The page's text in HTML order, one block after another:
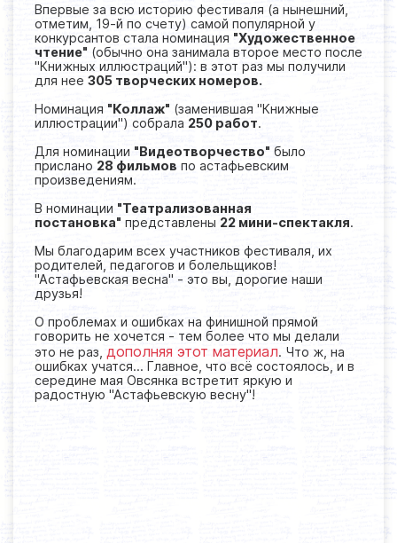
Впервые за всю историю фестиваля (а нынешний,
отметим, 19-й по счету) самой популярной у
конкурсантов стала номинация "Художественное
чтение" (обычно она занимала второе место после
"Книжных иллюстраций"): в этот раз мы получили
для нее 305 творческих номеров.
Номинация "Коллаж" (заменившая "Книжные
иллюстрации") собрала 250 работ.
Для номинации "Видеотворчество" было
прислано 28 фильмов по астафьевским
произведениям.
В номинации "Театрализованная
постановка" представлены 22 мини-спектакля.
Мы благодарим всех участников фестиваля, их
родителей, педагогов и болельщиков!
"Астафьевская весна" - это вы, дорогие наши
друзья!
О проблемах и ошибках на финишной прямой
говорить не хочется - тем более что мы делали
это не раз, дополняя этот материал. Что ж, на
ошибках учатся... Главное, что всё состоялось, и в
середине мая Овсянка встретит яркую и
радостную "Астафьевскую весну"!